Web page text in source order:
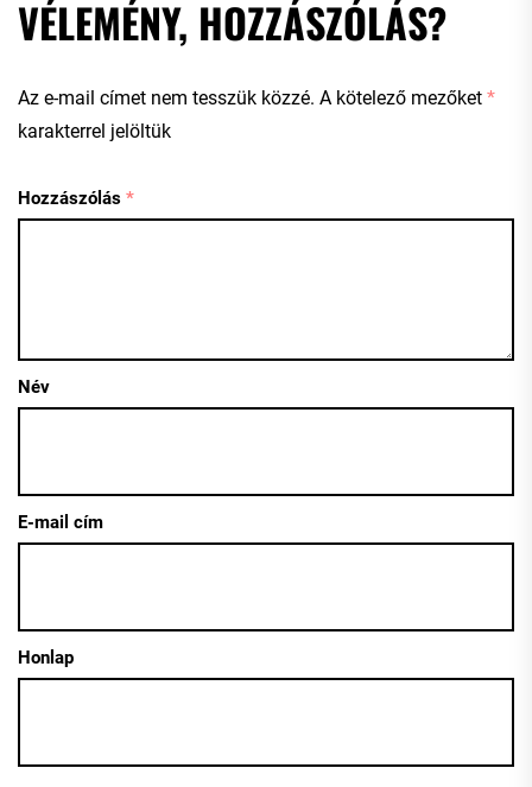
VÉLEMÉNY, HOZZÁSZÓLÁS?
Az e-mail címet nem tesszük közzé. A kötelező mezőket *
karakterrel jelöltük
Hozzászólás *
Név
E-mail cím
Honlap